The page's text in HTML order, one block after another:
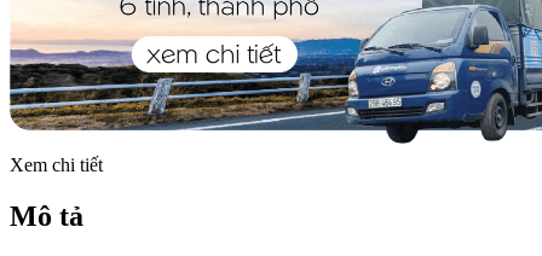
Xem chi tiết
Mô tả